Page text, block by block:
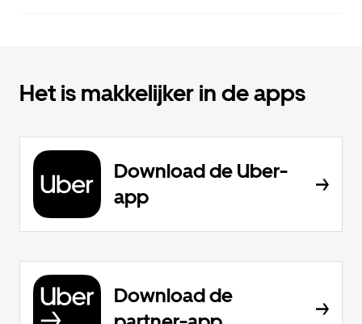
Het is makkelijker in de apps
Download de Uber-
app
Download de